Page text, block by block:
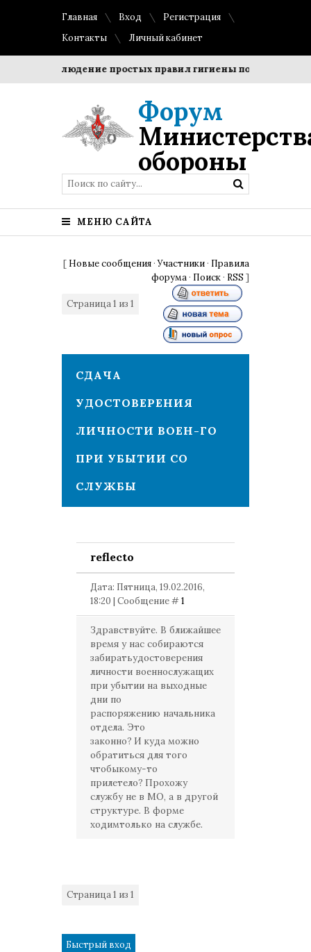
Главная Вход
Регистрация
Контакты
Личный кабинет
Соблюдение простых правил гигиены помогает
Форум
обороны
МЕНЮ САЙТА
[ Новые сообщения ·Участники · Правила
форума · Поиск · RSS ]
Страница1 из 1
СДАЧА
УДОСТОВЕРЕНИЯ
ЛИЧНОСТИ ВОЕН-ГО
ПРИ УБЫТИИ СО
СЛУЖБЫ
reflecto
Дата: Пятница, 19.02.2016,
18:20 | Сообщение #1
Здравствуйте. В ближайшее
время у нас собираются
забиратьудостоверения
личности военнослужащих
при убытии на выходные
дни по
распоряжению начальника
отдела. Это
законно? И куда можно
обратиться для того
чтобыкому-то
прилетело? Прохожу
службу не в МО, а в другой
структуре. В форме
ходимтолько на службе.
Страница1 из 1